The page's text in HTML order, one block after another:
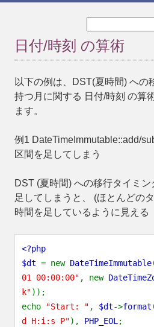
日付/時刻 の算術
以下の例は、DST(夏時間) への
持つ月に関する 日付/時刻 の算
ます。
例1 DateTimeImmutable::add/
区間を足してしまう
DST (夏時間) への移行タイミ
足してしまうと、 (ほとんどの
時間を足しているように見える
<?php
$dt = new DateTimeImmutable
01 00:00:00" , new
k"));
echo
"Start: " , $dt->format
d H:i:s P"), PHP_EOL ;